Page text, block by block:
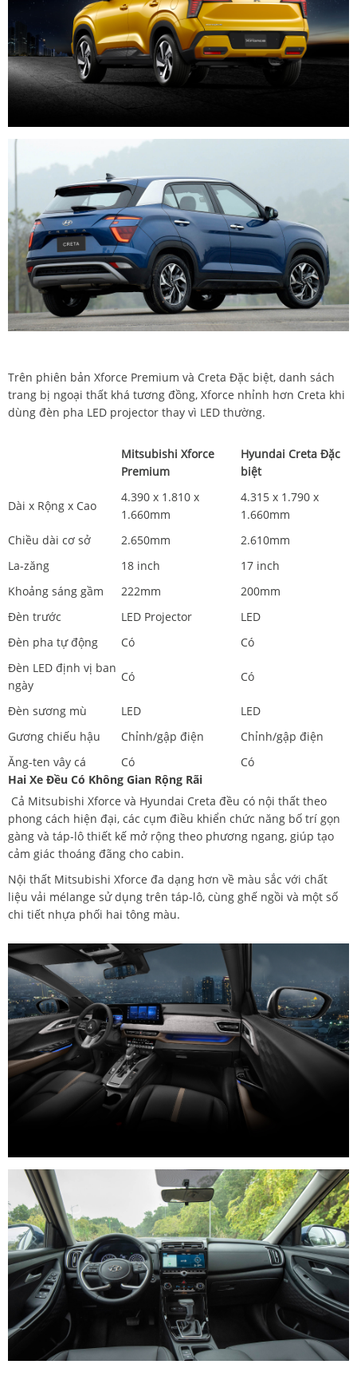
Trên phiên bản Xforce Premium và Creta Đặc biệt, danh sách
trang bị ngoại thất khá tương đồng, Xforce nhỉnh hơn Creta khi
dùng đèn pha LED projector thay vì LED thường.
Mitsubishi Xforce
Premium
Hyundai Creta Đặc
biệt
Dài x Rộng x Cao
4.390 x 1.810 x
1.660mm
4.315 x 1.790 x
1.660mm
Chiều dài cơ sở
2.650mm
2.610mm
La-zăng
18 inch
17 inch
Khoảng sáng gầm
222mm
200mm
Đèn trước
LED Projector
LED
Đèn pha tự động
Có
Có
Đèn LED định vị ban
ngày
Có Có
Đèn sương mù LED
LED
Gương chiếu hậu
Chỉnh/gập điện
Chỉnh/gập điện
Ăng-ten vây cá
Có
Có
Hai Xe Đều Có Không Gian Rộng Rãi
Cả Mitsubishi Xforce và Hyundai Creta đều có nội thất theo
phong cách hiện đại, các cụm điều khiển chức năng bố trí gọn
gàng và táp-lô thiết kế mở rộng theo phương ngang, giúp tạo
cảm giác thoáng đãng cho cabin.
Nội thất Mitsubishi Xforce đa dạng hơn về màu sắc với chất
liệu vải mélange sử dụng trên táp-lô, cùng ghế ngồi và một số
chi tiết nhựa phối hai tông màu.